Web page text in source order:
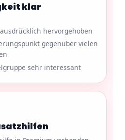
klar
hervorgehoben
gegenüber vielen
sehr interessant